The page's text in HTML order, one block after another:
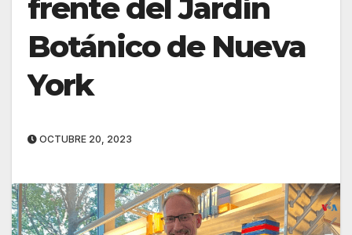
frente del Jardín
Botánico de Nueva
York
OCTUBRE 20, 2023